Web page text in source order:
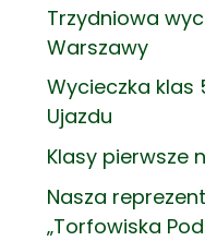
Trzydniowa
Warszawy
Wycieczka klas
Ujazdu
Klasy pierwsze
Nasza
„Torfowiska